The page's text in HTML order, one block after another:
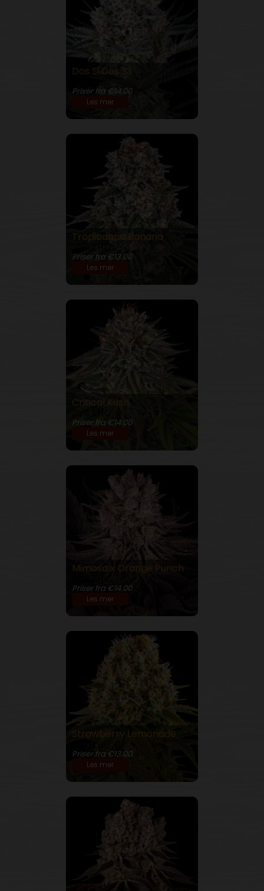
Dos Si Dos 33
Priser fra €14.00
Les mer
Tropicanna Banana
Priser fra €13.00
Les mer
Critical Kush
Priser fra €14.00
Les mer
Mimosa x Orange Punch
Priser fra €14.00
Les mer
Strawberry Lemonade
Priser fra €13.00
Les mer